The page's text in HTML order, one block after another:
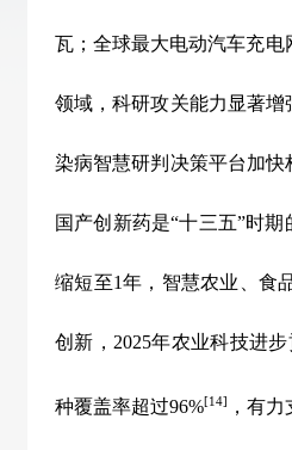
瓦；全球最大电动汽车充电
领域，科研攻关能力显著增
染病智慧研判决策平台加
国产创新药是“十三五”时期
缩短至1年，智慧农业、食
创新， 2025年农业科技进
种覆盖率超过96%[14] ，有